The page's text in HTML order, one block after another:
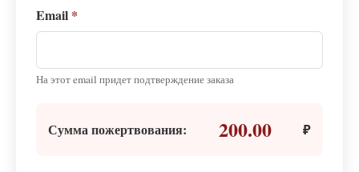
Email *
На этот email придет подтверждение заказа
Сумма пожертвования: 200.00 ₽